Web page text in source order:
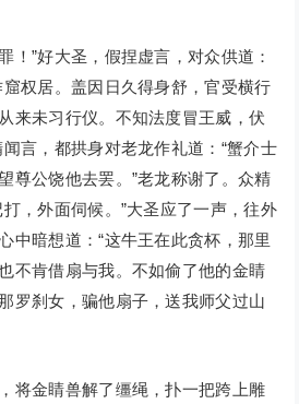
”好大圣，假捏虚言，对众供道：
权居。盖因日久得身舒，官受横行
来未习行仪。不知法度冒王威，伏
言，都拱身对老龙作礼道：“蟹介士
尊公饶他去罢。”老龙称谢了。众精
，外面伺候。”大圣应了一声，往外
中暗想道：“这牛王在此贪杯，那里
不肯借扇与我。不如偷了他的金睛
罗刹女，骗他扇子，送我师父过山
金睛兽解了缰绳，扑一把跨上雕